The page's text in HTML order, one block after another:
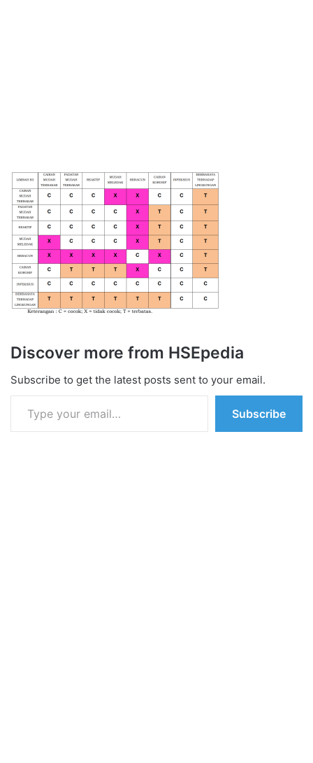
Discover more from HSEpedia
Subscribe to get the latest posts sent to your email.
Type your email…
Subscribe